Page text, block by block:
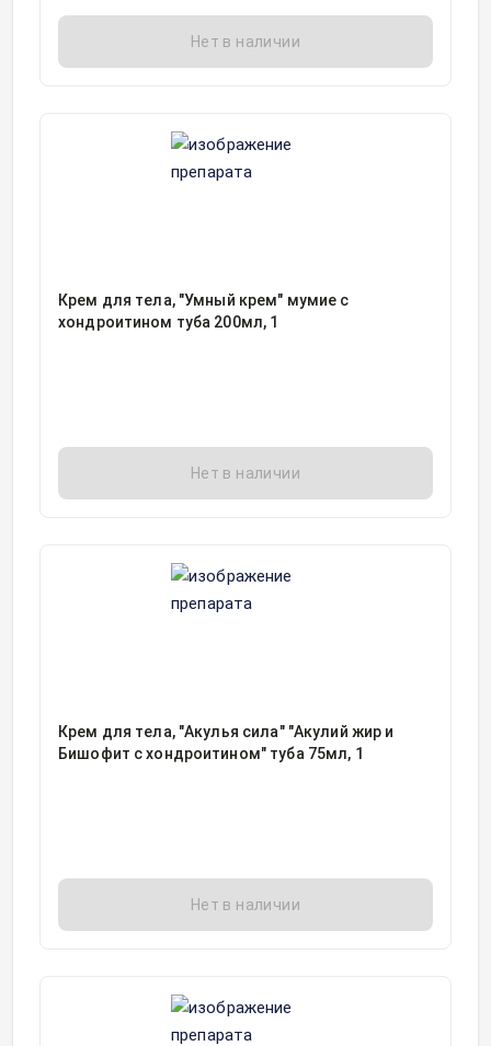
Нет в наличии
Крем для тела, "Умный крем" мумие с
хондроитином туба 200мл, 1
Нет в наличии
Крем для тела, "Акулья сила" "Акулий жир и
Бишофит с хондроитином" туба 75мл, 1
Нет в наличии